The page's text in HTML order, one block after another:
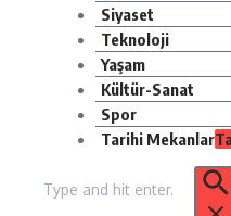
Siyaset
Teknoloji
Yaşam
Kültür-Sanat
Spor
Tarihi Mekanlar